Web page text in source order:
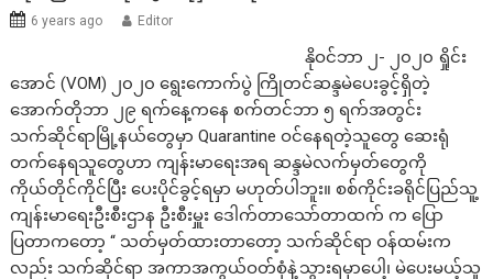
6 years ago Editor
နိုဝင်ဘာ ၂- ၂၀၂၀ ရှိုင်း
အောင် (VOM) ၂၀၂၀ ရွေးကောက်ပွဲ ကြိုတင်ဆန္ဒမဲပေးခွင့်ရှိတဲ့
အောက်တိုဘာ ၂၉ ရက်နေ့ကနေ စက်တင်ဘာ ၅ ရက်အတွင်း
သက်ဆိုင်ရာမြို့နယ်တွေမှာ Quarantine ဝင်နေရတဲ့သူတွေ ဆေးရုံ
တက်နေရသူတွေဟာ ကျန်းမာရေးအရ ဆန္ဒမဲလက်မှတ်တွေကို
ကိုယ်တိုင်ကိုင်ပြီး ပေးပိုင်ခွင့်ရမှာ မဟုတ်ပါဘူး။ စစ်ကိုင်းခရိုင်ပြည်သူ့
ကျန်းမာရေးဦးစီးဌာန ဦးစီးမှူး ဒေါက်တာသော်တာထက် က ပြော
ပြတာကတော့ “ သတ်မှတ်ထားတာတော့ သက်ဆိုင်ရာ ဝန်ထမ်းက
လည်း သက်ဆိုင်ရာ အကာအကွယ်ဝတ်စုံနဲ့သွားရမှာပေါ့၊ မဲပေးမယ့်သူ